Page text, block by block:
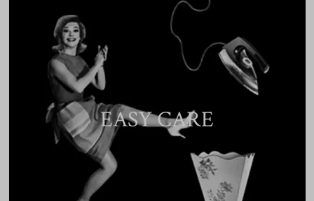
EASY CARE